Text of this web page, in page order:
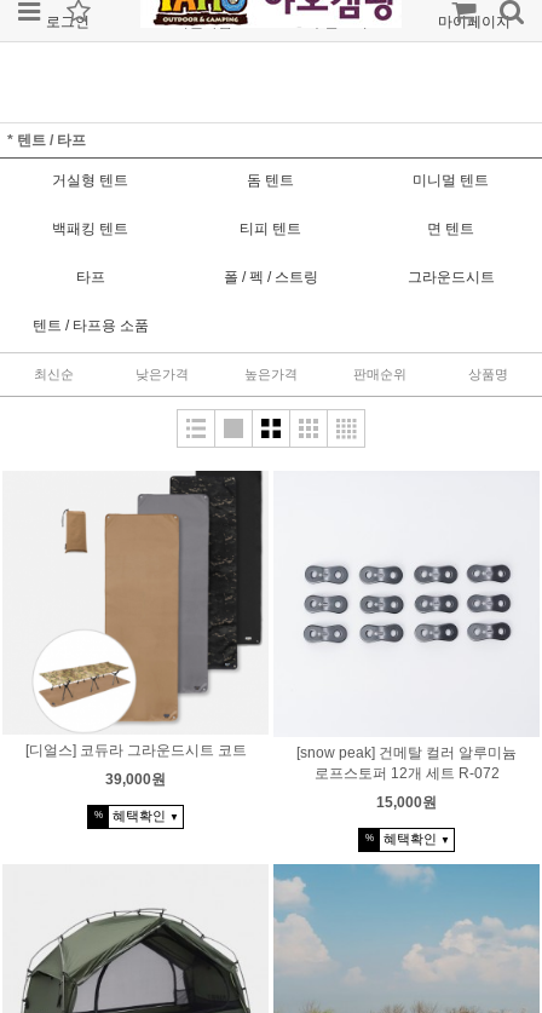
로그인 회원가입 주문조회 마이페이지
* 텐트 / 타프
거실형 텐트 돔 텐트 미니멀 텐트
백패킹 텐트 티피 텐트 면 텐트
타프 폴 / 펙 / 스트링 그라운드시트
텐트 / 타프용 소품
최신순 낮은가격 높은가격 판매순위 상품명
[디얼스] 코듀라 그라운드시트 코트
39,000원
% 혜택확인 ▼
[snow peak] 건메탈 컬러 알루미늄
로프스토퍼 12개 세트 R-072
15,000원
% 혜택확인 ▼